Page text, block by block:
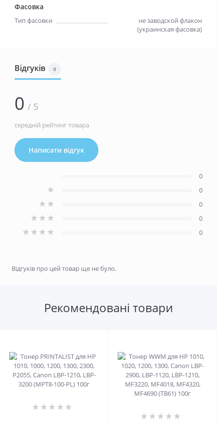
Фасовка
Тип фасовки
не заводской флакон
(украинская фасовка)
Відгуків 0
0 / 5
середній рейтинг товара
Написати відгук
0
0
0
0
0
Відгуків про цей товар ще не було.
Рекомендовані товари